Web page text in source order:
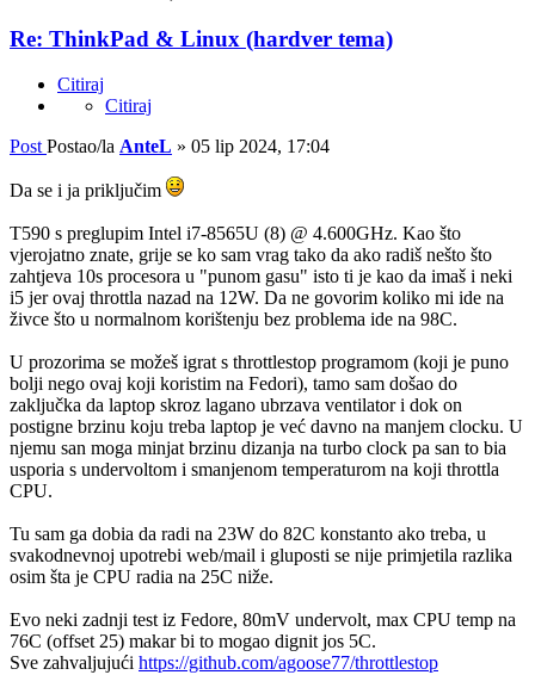
Re: ThinkPad & Linux (hardver tema)
Citiraj
Citiraj
Post Postao/la AnteL » 05 lip 2024, 17:04
Da se i ja priključim
T590 s preglupim Intel i7-8565U (8) @ 4.600GHz. Kao što
vjerojatno znate, grije se ko sam vrag tako da ako radiš nešto što
zahtjeva 10s procesora u "punom gasu" isto ti je kao da imaš i neki
i5 jer ovaj throttla nazad na 12W. Da ne govorim koliko mi ide na
živce što u normalnom korištenju bez problema ide na 98C.
U prozorima se možeš igrat s throttlestop programom (koji je puno
bolji nego ovaj koji koristim na Fedori), tamo sam došao do
zaključka da laptop skroz lagano ubrzava ventilator i dok on
postigne brzinu koju treba laptop je već davno na manjem clocku. U
njemu san moga minjat brzinu dizanja na turbo clock pa san to bia
usporia s undervoltom i smanjenom temperaturom na koji throttla
CPU.
Tu sam ga dobia da radi na 23W do 82C konstanto ako treba, u
svakodnevnoj upotrebi web/mail i gluposti se nije primjetila razlika
osim šta je CPU radia na 25C niže.
Evo neki zadnji test iz Fedore, 80mV undervolt, max CPU temp na
76C (offset 25) makar bi to mogao dignit jos 5C.
Sve zahvaljujući https://github.com/agoose77/throttlestop